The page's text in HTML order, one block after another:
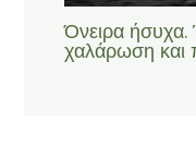
Όνειρα ήσυχα.
χαλάρωση και